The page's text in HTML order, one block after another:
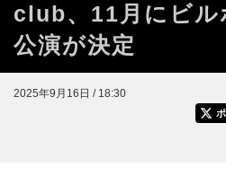
club、11月にビル
公演が決定
2025年9月16日 / 18:30